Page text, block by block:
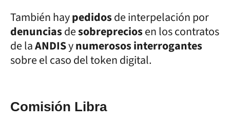
También haypedidosde interpelación por
denunciasdesobrepreciosen los contratos
de laANDISynumerosos interrogantes
sobre el caso del token digital.
Comisión Libra